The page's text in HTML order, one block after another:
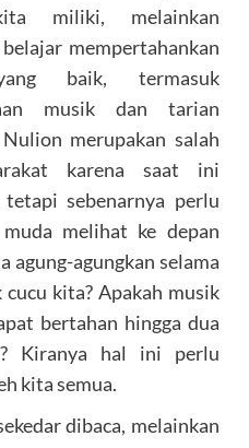
miliki, melainkan
mempertahankan
yang baik, termasuk
musik dan tarian
merupakan salah
karena saat ini
sebenarnya perlu
melihat ke depan
agung-agungkan selama
kita? Apakah musik
bertahan hingga dua
Kiranya hal ini perlu
kita semua.
dibaca, melainkan